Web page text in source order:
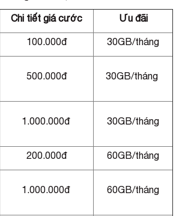
Chi tiết giá cước Ưu đãi
100.000đ 30GB/tháng
500.000đ 30GB/tháng
1.000.000đ 30GB/tháng
200.000đ 60GB/tháng
1.000.000đ 60GB/tháng